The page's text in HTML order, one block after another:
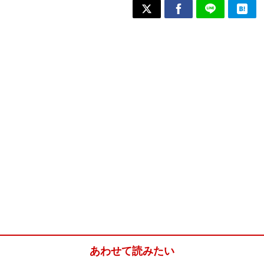
あわせて読みたい